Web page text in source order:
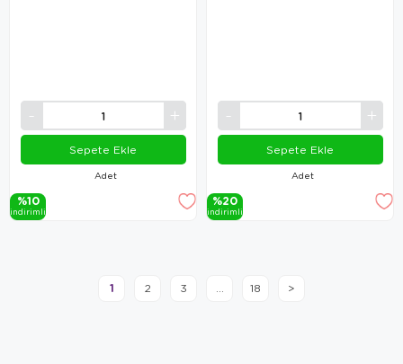
Adet
Sepete Ekle
%10
i̇ndi̇ri̇mli̇
Adet
Sepete Ekle
%20
i̇ndi̇ri̇mli̇
1 2 3 ... 18 >